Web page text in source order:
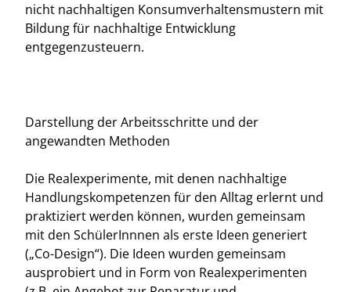
nicht nachhaltigen Konsumverhaltensmustern mit
Bildung für nachhaltige Entwicklung
entgegenzusteuern.
Darstellung der Arbeitsschritte und der
angewandten Methoden
Die Realexperimente, mit denen nachhaltige
Handlungskompetenzen für den Alltag erlernt und
praktiziert werden können, wurden gemeinsam
mit den SchülerInnnen als erste Ideen generiert
(„Co-Design“). Die Ideen wurden gemeinsam
ausprobiert und in Form von Realexperimenten